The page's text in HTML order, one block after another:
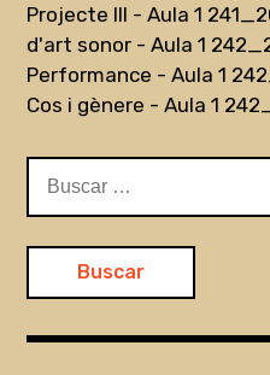
Projecte III - Aula 1
d'art sonor - Aula 1
Performance - Aula 1
Cos i gènere - Aula 1